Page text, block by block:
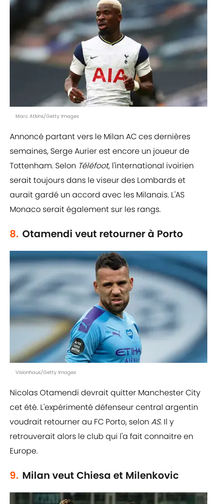
Marc Atkins/Getty Images
Annoncé partant vers le Milan AC ces dernières
semaines, Serge Aurier est encore un joueur de
Tottenham. Selon Téléfoot, l'international ivoirien
serait toujours dans le viseur des Lombards et
aurait gardé un accord avec les Milanais. L'AS
Monaco serait également sur les rangs.
8. Otamendi veut retourner à Porto
Visionhaus/Getty Images
Nicolas Otamendi devrait quitter Manchester City
cet été. L'expérimenté défenseur central argentin
voudrait retourner au FC Porto, selon AS. Il y
retrouverait alors le club qui l'a fait connaitre en
Europe.
9. Milan veut Chiesa et Milenkovic